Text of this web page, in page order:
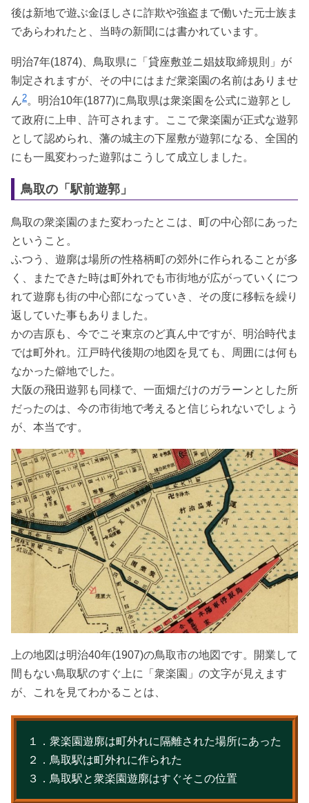
後は新地で遊ぶ金ほしさに詐欺や強盗まで働いた元士族ま
であらわれたと、当時の新聞には書かれています。
明治7年(1874)、鳥取県に「貸座敷並ニ娼妓取締規則」が
制定されますが、その中にはまだ衆楽園の名前はありませ
ん2。明治10年(1877)に鳥取県は衆楽園を公式に遊郭とし
て政府に上申、許可されます。ここで衆楽園が正式な遊郭
として認められ、藩の城主の下屋敷が遊郭になる、全国的
にも一風変わった遊郭はこうして成立しました。
鳥取の「駅前遊郭」
鳥取の衆楽園のまた変わったとこは、町の中心部にあった
ということ。
ふつう、遊廓は場所の性格柄町の郊外に作られることが多
く、またできた時は町外れでも市街地が広がっていくにつ
れて遊廓も街の中心部になっていき、その度に移転を繰り
返していた事もありました。
かの吉原も、今でこそ東京のど真ん中ですが、明治時代ま
では町外れ。江戸時代後期の地図を見ても、周囲には何も
なかった僻地でした。
大阪の飛田遊郭も同様で、一面畑だけのガラーンとした所
だったのは、今の市街地で考えると信じられないでしょう
が、本当です。
上の地図は明治40年(1907)の鳥取市の地図です。開業して
間もない鳥取駅のすぐ上に「衆楽園」の文字が見えます
が、これを見てわかることは、
１．衆楽園遊廓は町外れに隔離された場所にあった
２．鳥取駅は町外れに作られた
３．鳥取駅と衆楽園遊廓はすぐそこの位置